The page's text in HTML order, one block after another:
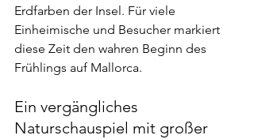
Erdfarben der Insel. Für viele
Einheimische und Besucher markiert
diese Zeit den wahren Beginn des
Frühlings auf Mallorca.
Ein vergängliches
Naturschauspiel mit großer